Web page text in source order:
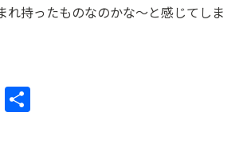
れ持ったものなのかな～と感じてしま
Email